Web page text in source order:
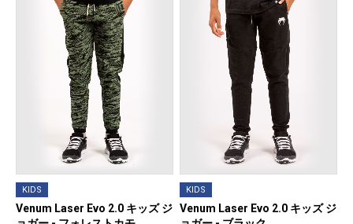
KIDS
Venum Laser Evo 2.0 キッズ ジ
KIDS
Venum Laser Evo 2.0 キッズ ジ